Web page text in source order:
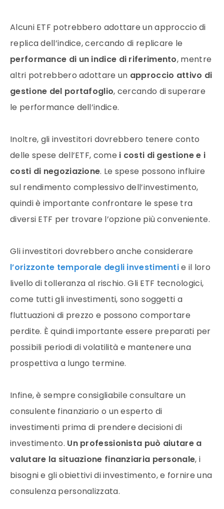
Alcuni ETF potrebbero adottare un approccio di
replica dell’indice, cercando di replicare le
performance di un indice di riferimento, mentre
altri potrebbero adottare un approccio attivo di
gestione del portafoglio, cercando di superare
le performance dell’indice.
Inoltre, gli investitori dovrebbero tenere conto
delle spese dell’ETF, come i costi di gestione e i
costi di negoziazione. Le spese possono influire
sul rendimento complessivo dell’investimento,
quindi è importante confrontare le spese tra
diversi ETF per trovare l’opzione più conveniente.
Gli investitori dovrebbero anche considerare
l’orizzonte temporale degli investimentie il loro
livello di tolleranza al rischio. Gli ETF tecnologici,
come tutti gli investimenti, sono soggetti a
fluttuazioni di prezzo e possono comportare
perdite. È quindi importante essere preparati per
possibili periodi di volatilità e mantenere una
prospettiva a lungo termine.
Infine, è sempre consigliabile consultare un
consulente finanziario o un esperto di
investimenti prima di prendere decisioni di
investimento. Un professionista può aiutare a
valutare la situazione finanziaria personale, i
bisogni e gli obiettivi di investimento, e fornire una
consulenza personalizzata.